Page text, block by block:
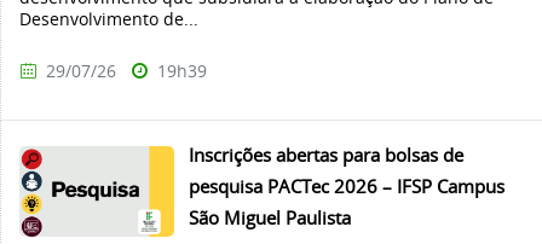
Desenvolvimento de...
29/07/26 19h39
Inscrições abertas para bolsas de
pesquisa PACTec 2026 – IFSP Campus
São Miguel Paulista